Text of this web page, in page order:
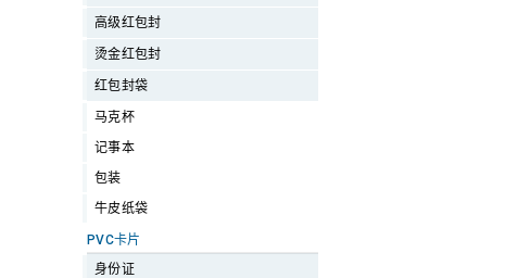
高级红包封
烫金红包封
红包封袋
马克杯
记事本
包装
牛皮纸袋
PVC卡片
身份证